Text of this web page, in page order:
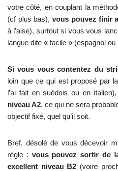
votre côté, en couplant la
(cf plus bas),vous pouvez finir
à l’aise), surtout si vous vous
langue dite « facile » (espagnol
Si vous vous contentez du
loin que ce qui est proposé par
l’ai fait en suédois ou en italien),
niveau A2, ce qui ne sera
objectif fixé, quel qu’il soit.
Bref, désolé de vous décevoir
règle : vous pouvez sortir de
excellent niveau B2 (voire